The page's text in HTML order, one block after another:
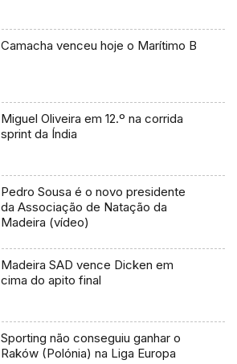
Camacha venceu hoje o Marítimo B
Miguel Oliveira em 12.º na corrida
sprint da Índia
Pedro Sousa é o novo presidente
da Associação de Natação da
Madeira (vídeo)
Madeira SAD vence Dicken em
cima do apito final
Sporting não conseguiu ganhar o
Raków (Polónia) na Liga Europa